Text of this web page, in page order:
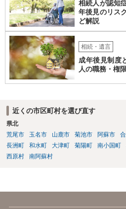
相続人が認知
年後見のリス
ど解説
相続・遺言
成年後見制度
人の職務・権
近くの市区町村を選び直す
県北
荒尾市
玉名市 山鹿市 菊池市 阿蘇市
長洲町
和水町 大津町 菊陽町 南小国町
西原村
南阿蘇村